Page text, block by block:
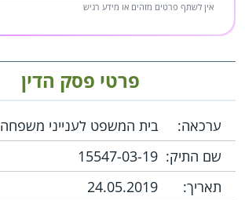
אין לשתף פרטים מזהים או מידע רגיש
פרטי פסק הדין
ערכאה:
בית המשפט לענייני משפחה
שם התיק: 15547-03-19
תאריך:
24.05.2019